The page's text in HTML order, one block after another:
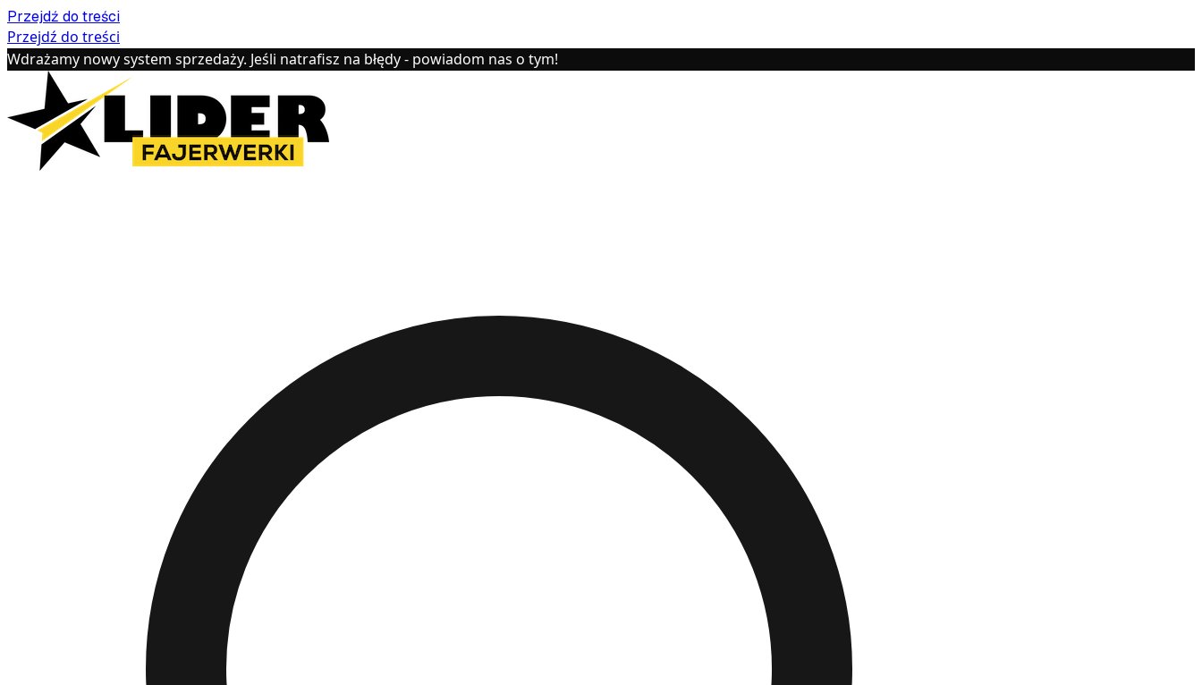
Przejdź do treści
Przejdź do treści
Wdrażamy nowy system sprzedaży. Jeśli natrafisz na błędy - powiadom nas o tym!